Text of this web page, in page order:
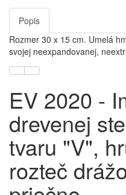
Popis
Rozmer 30 x 15 cm. Umelá
svojej neexpandovanej,
EV 2020 -
drevenej
tvaru "V",
rozteč